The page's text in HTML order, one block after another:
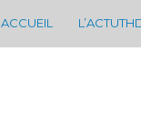
ACCUEIL